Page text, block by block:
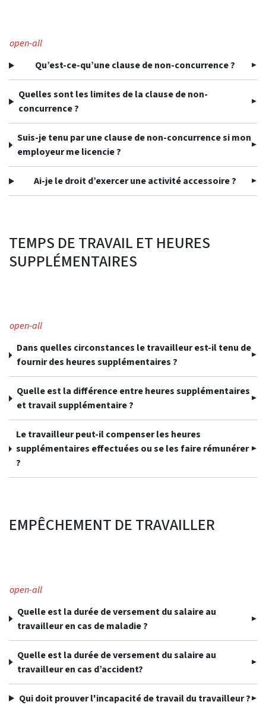
open-all
Qu’est-ce-qu’une clause de non-concurrence ?
Quelles sont les limites de la clause de non-
concurrence ?
Suis-je tenu par une clause de non-concurrence si mon
employeur me licencie ?
Ai-je le droit d’exercer une activité accessoire ?
TEMPS DE TRAVAIL ET HEURES
SUPPLÉMENTAIRES
open-all
Dans quelles circonstances le travailleur est-il tenu de
fournir des heures supplémentaires ?
Quelle est la différence entre heures supplémentaires
et travail supplémentaire ?
Le travailleur peut-il compenser les heures
supplémentaires effectuées ou se les faire rémunérer
?
EMPÊCHEMENT DE TRAVAILLER
open-all
Quelle est la durée de versement du salaire au
travailleur en cas de maladie ?
Quelle est la durée de versement du salaire au
travailleur en cas d’accident?
Qui doit prouver l'incapacité de travail du travailleur ?